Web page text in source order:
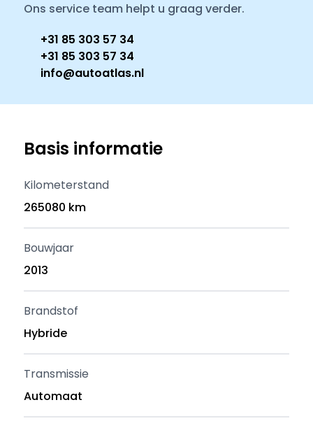
Ons service team helpt u graag verder.
+31 85 303 57 34
+31 85 303 57 34
info@autoatlas.nl
Basis informatie
Kilometerstand
265080 km
Bouwjaar
2013
Brandstof
Hybride
Transmissie
Automaat